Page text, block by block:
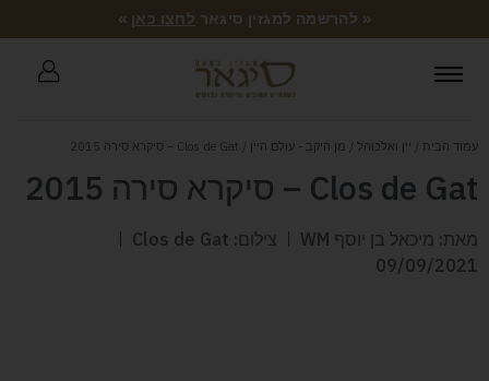
« להרשמה למגזין סיגאר לחצו כאן »
עמוד הבית / יין ואלכוהל / מן היקב - עולם היין / Clos de Gat – סיקרא סירה 2015
Clos de Gat – סיקרא סירה 2015
מאת: מיכאל בן יוסף WM
צילום: Clos de Gat
09/09/2021